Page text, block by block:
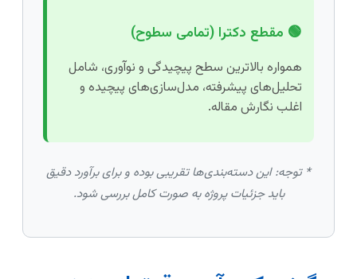
🟢 مقطع دکترا (تمامی سطوح)
همواره بالاترین سطح پیچیدگی و نوآوری، شامل
تحلیل‌های پیشرفته، مدل‌سازی‌های پیچیده و
اغلب نگارش مقاله.
* توجه: این دسته‌بندی‌ها تقریبی بوده و برای برآورد دقیق
باید جزئیات پروژه به صورت کامل بررسی شود.